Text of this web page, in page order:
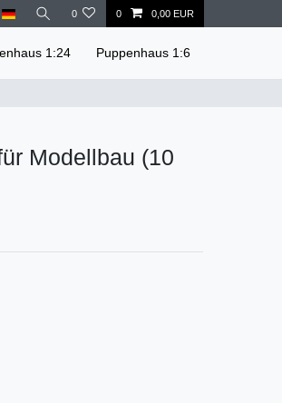
0 0 0,00 EUR
1:24 Puppenhaus 1:6
Modellbau (10